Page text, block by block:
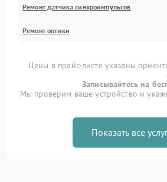
Ремонт датчика синхроимпульсов
Ремонт оптики
Цены в прайс-листе указаны
Записывайтесь на
Мы проверим ваше устройство и
Показать все